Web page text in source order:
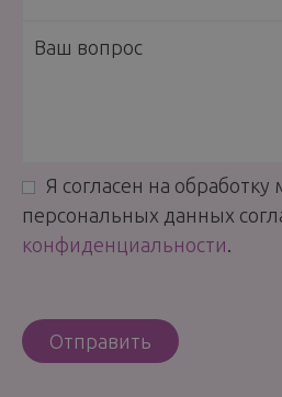
Я согласен на обработку
персональных данных
конфиденциальности.